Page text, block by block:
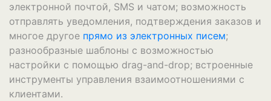
электронной почтой, SMS и чатом; возможность
отправлять уведомления, подтверждения заказов и
многое другое прямо из электронных писем;
разнообразные шаблоны с возможностью
настройки с помощью drag-and-drop; встроенные
инструменты управления взаимоотношениями с
клиентами.